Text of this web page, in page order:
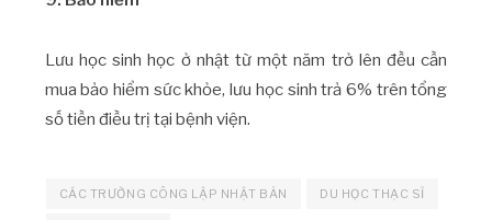
Lưu học sinh học ở nhật từ một năm trở lên đều cần
mua bảo hiểm sức khỏe, lưu học sinh trả 6% trên tổng
số tiền điều trị tại bệnh viện.
CÁC TRƯỜNG CÔNG LẬP NHẬT BẢN DU HỌC THẠC SĨ